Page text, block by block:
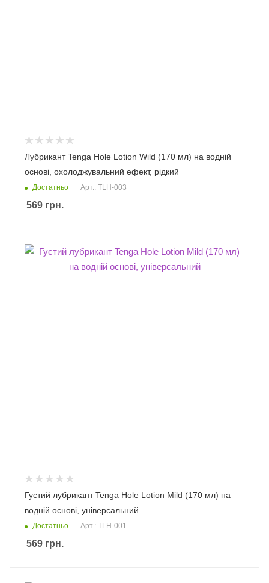
Лубрикант Tenga Hole Lotion Wild (170 мл) на водній
основі, охолоджувальний ефект, рідкий
Достатньо Арт.: TLH-003
569 грн.
Густий лубрикант Tenga Hole Lotion Mild (170 мл) на
водній основі, універсальний
Достатньо Арт.: TLH-001
569 грн.